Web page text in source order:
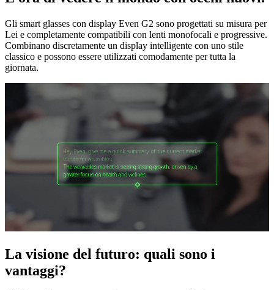
Gli smart glasses con display Even G2 sono progettati su misura per
Lei e completamente compatibili con lenti monofocali e progressive.
Combinano discretamente un display intelligente con uno stile
classico e possono essere utilizzati comodamente per tutta la
giornata.
La visione del futuro: quali sono i
vantaggi?